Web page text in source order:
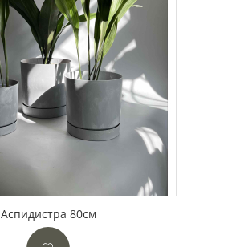
Аспидистра 80см